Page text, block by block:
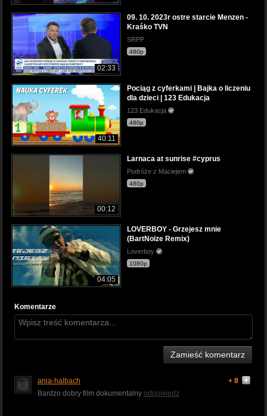
02:33
09. 10. 2023r ostre starcie Menzen -
Kraśko TVN
SRPP
480p
40:11
Pociąg z cyferkami | Bajka o liczeniu
dla dzieci | 123 Edukacja
123 Edukacja
480p
00:12
Larnaca at sunrise #cyprus
Podróże z Maciejem
480p
04:05
LOVERBOY - Grzejesz mnie
(BartNoize Remix)
Loverboy
1080p
Komentarze
Zamieść komentarz
ania-halbach
+ 8
Bardzo dobry film dokumentalny odpowiedz